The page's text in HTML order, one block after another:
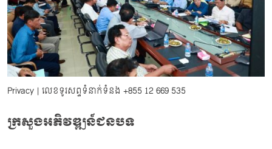
Privacy | លេខទូរសព្ទទំនាក់ទំនង +855 12 669 535
ក្រសួងអភិវឌ្ឍន៍ជនបទ